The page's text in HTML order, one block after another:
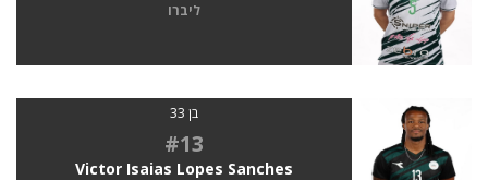
ליברו
בן 33
#13
Victor Isaias Lopes Sanches